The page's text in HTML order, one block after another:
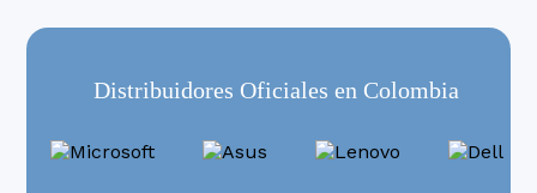
Computadores de Escritorio
Portatiles
Todo En Uno
Distribuidores Oficiales en Colombia